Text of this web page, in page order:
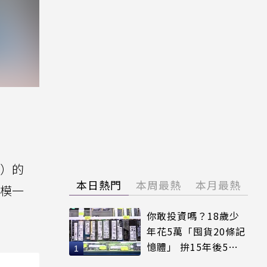
的
一
本日熱門 本周最熱 本月最熱
你敢投資嗎？18歲少
年花5萬「囤貨20條記
憶體」 拚15年後5倍